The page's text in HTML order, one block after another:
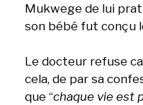
Mukwege de lui
son bébé fut conçu
Le docteur refuse
cela, de par sa
que “chaque vie est